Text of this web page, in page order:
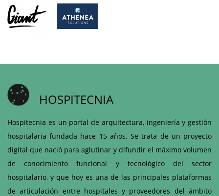
HOSPITECNIA
Hospitecnia es un portal de arquitectura, ingeniería y gestión
hospitalaria fundada hace 15 años. Se trata de un proyecto
digital que nació para aglutinar y difundir el máximo volumen
de conocimiento funcional y tecnológico del sector
hospitalario, y que hoy es una de las principales plataformas
de articulación entre hospitales y proveedores del ámbito